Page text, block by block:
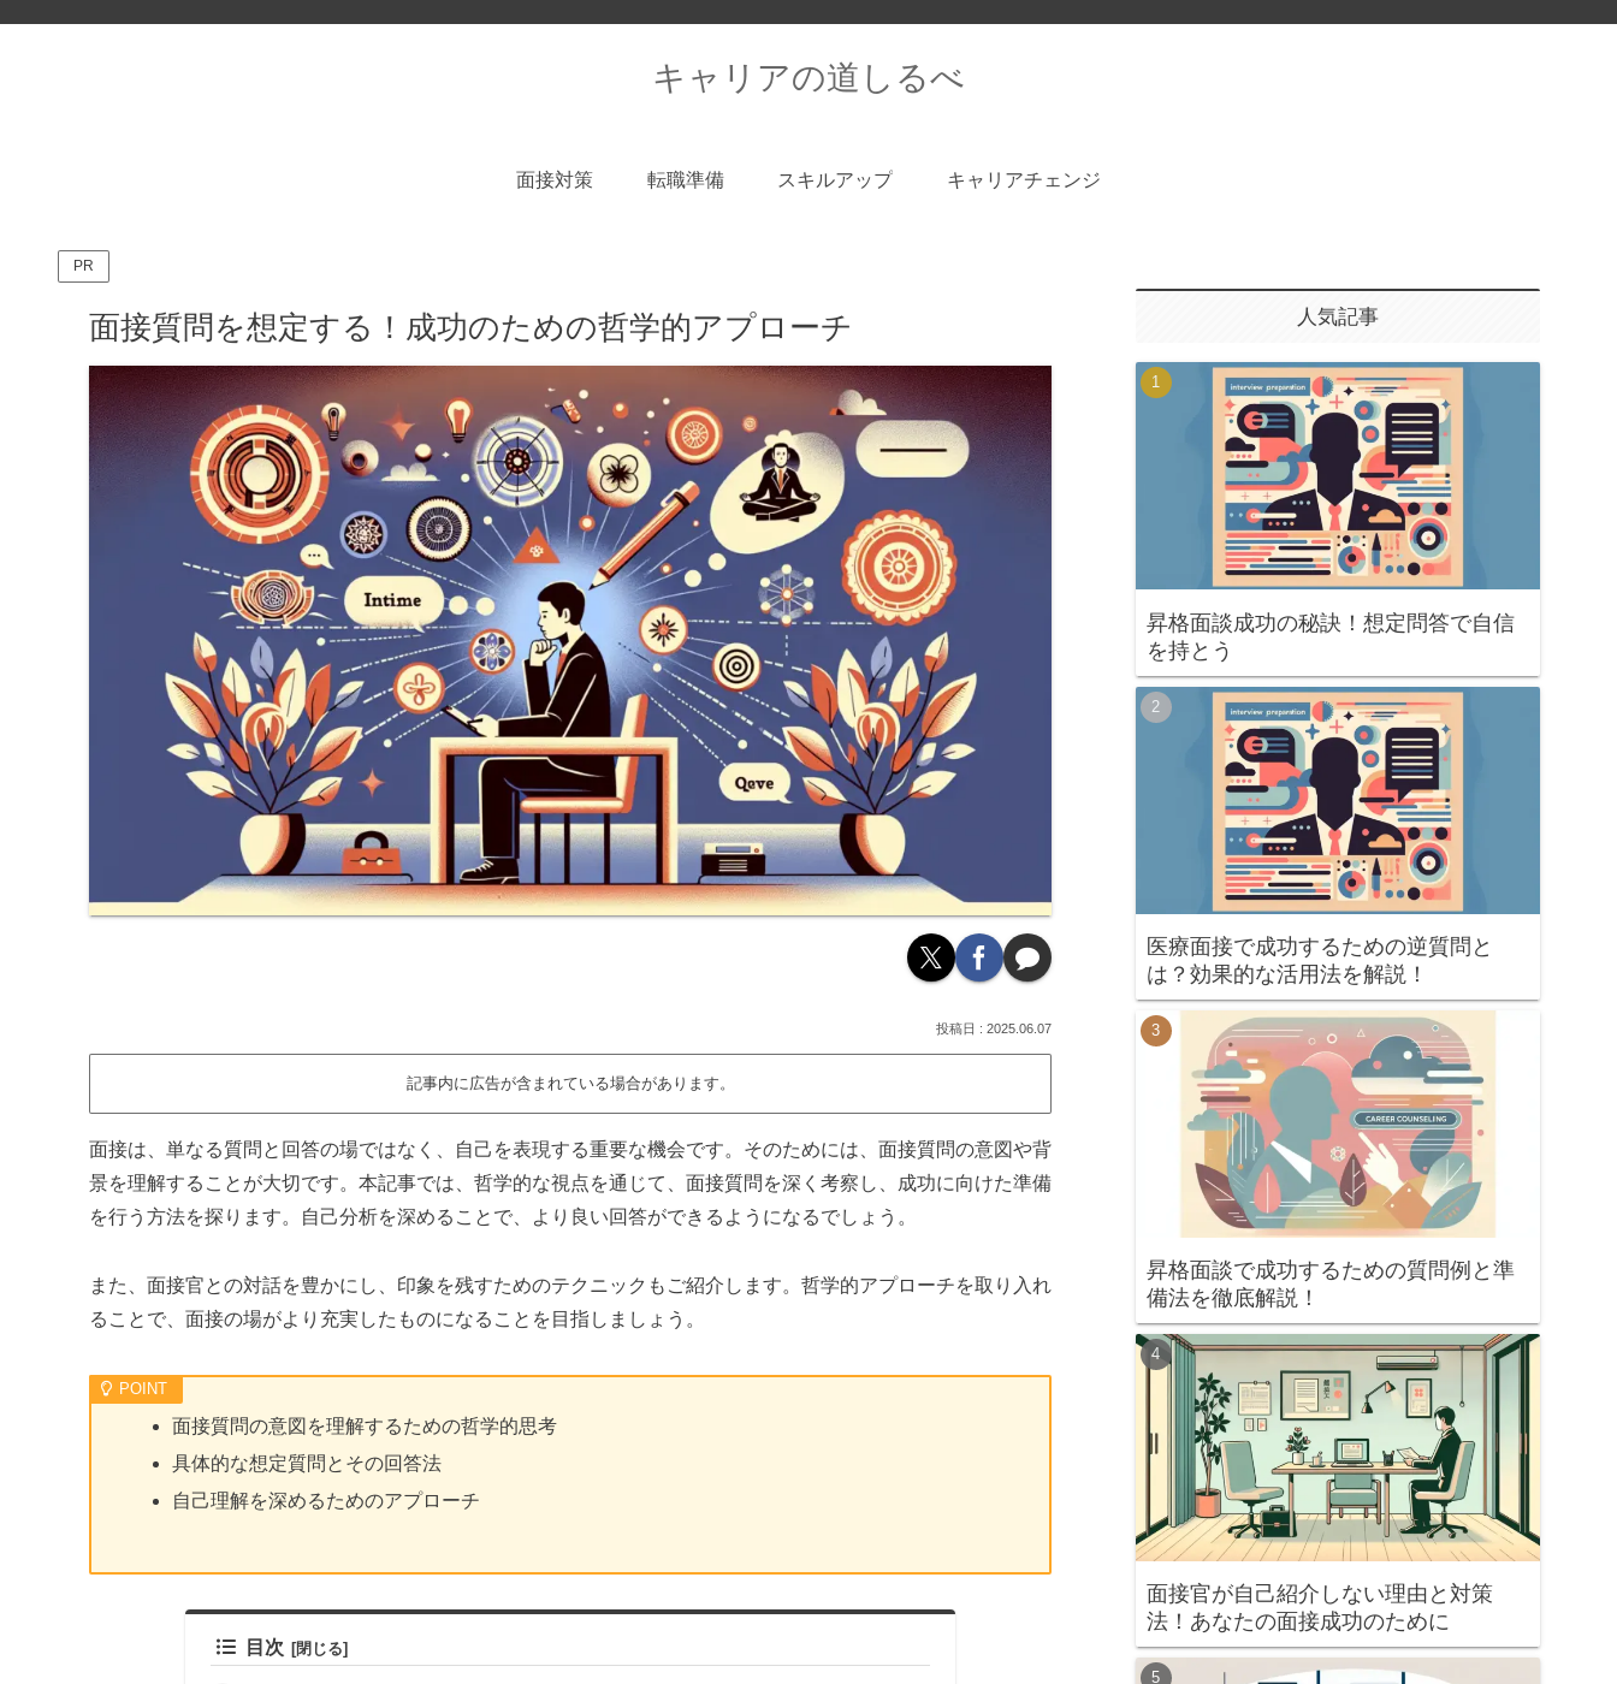
キャリアの道しるべ
面接対策 転職準備 スキルアップ キャリアチェンジ
PR
面接質問を想定する！成功のための哲学的アプローチ
2025.06.07
記事内に広告が含まれている場合があります。
面接は、単なる質問と回答の場ではなく、自己を表現する重要な機会です。そのためには、面接質問の意図や背
景を理解することが大切です。本記事では、哲学的な視点を通じて、面接質問を深く考察し、成功に向けた準備
を行う方法を探ります。自己分析を深めることで、より良い回答ができるようになるでしょう。
また、面接官との対話を豊かにし、印象を残すためのテクニックもご紹介します。哲学的アプローチを取り入れ
ることで、面接の場がより充実したものになることを目指しましょう。
面接質問の意図を理解するための哲学的思考
具体的な想定質問とその回答法
自己理解を深めるためのアプローチ
目次
人気記事
昇格面談成功の秘訣！想定問答で自信
を持とう
医療面接で成功するための逆質問と
は？効果的な活用法を解説！
昇格面談で成功するための質問例と準
備法を徹底解説！
面接官が自己紹介しない理由と対策
法！あなたの面接成功のために